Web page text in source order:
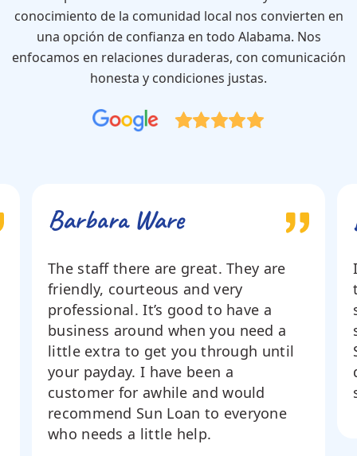
conocimiento de la comunidad local nos convierten en
una opción de confianza en todo Alabama. Nos
enfocamos en relaciones duraderas, con comunicación
honesta y condiciones justas.
Barbara Ware
The staff there are great. They are
friendly, courteous and very
professional. It’s good to have a
business around when you need a
little extra to get you through until
your payday. I have been a
customer for awhile and would
recommend Sun Loan to everyone
who needs a little help.